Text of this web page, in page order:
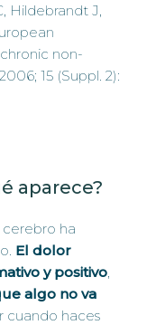
Hildebrandt J,
non-
15 (Suppl. 2):
aparece?
cerebro ha
El dolor
y positivo,
algo no va
cuando haces